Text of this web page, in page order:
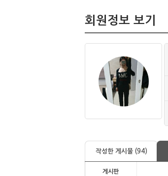
회원정보 보기
작성한 게시물 (94)
게시판